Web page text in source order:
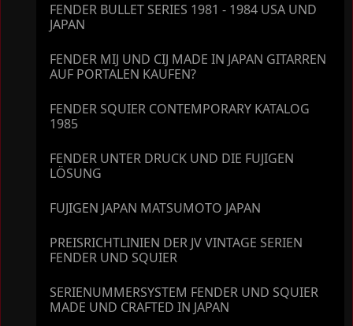
FENDER BULLET SERIES 1981 - 1984 USA UND
JAPAN
FENDER MIJ UND CIJ MADE IN JAPAN GITARREN
AUF PORTALEN KAUFEN?
FENDER SQUIER CONTEMPORARY KATALOG
1985
FENDER UNTER DRUCK UND DIE FUJIGEN
LÖSUNG
FUJIGEN JAPAN MATSUMOTO JAPAN
PREISRICHTLINIEN DER JV VINTAGE SERIEN
FENDER UND SQUIER
SERIENUMMERSYSTEM FENDER UND SQUIER
MADE UND CRAFTED IN JAPAN